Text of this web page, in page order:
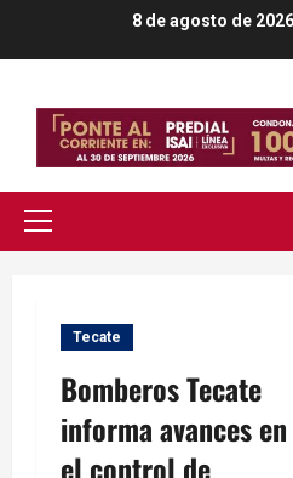
8 de agosto de 2026
Menú
Tecate
Bomberos Tecate
informa avances en
el control de